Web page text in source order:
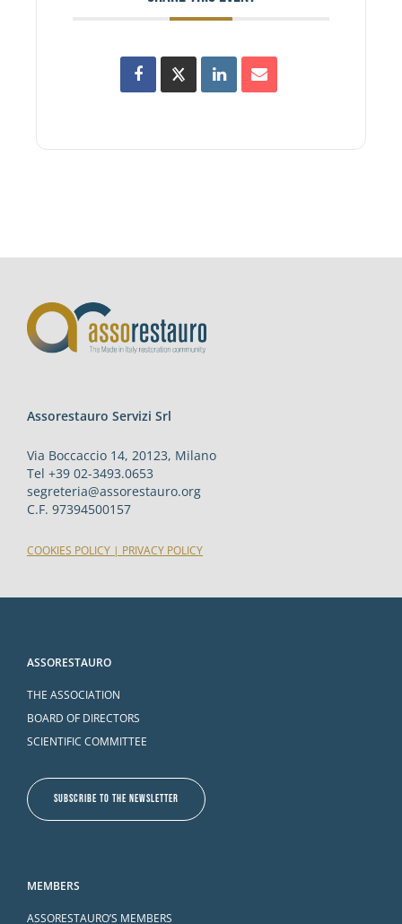
Assorestauro Servizi Srl
Via Boccaccio 14, 20123, Milano
Tel +39 02-3493.0653
segreteria@assorestauro.org
C.F. 97394500157
COOKIES POLICY | PRIVACY POLICY
ASSORESTAURO
THE ASSOCIATION
BOARD OF DIRECTORS
SCIENTIFIC COMMITTEE
SUBSCRIBE TO THE NEWSLETTER
MEMBERS
ASSORESTAURO’S MEMBERS